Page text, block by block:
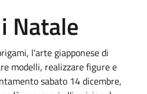
Natale
l'arte giapponese di
modelli, realizzare figure e
sabato 14 dicembre,